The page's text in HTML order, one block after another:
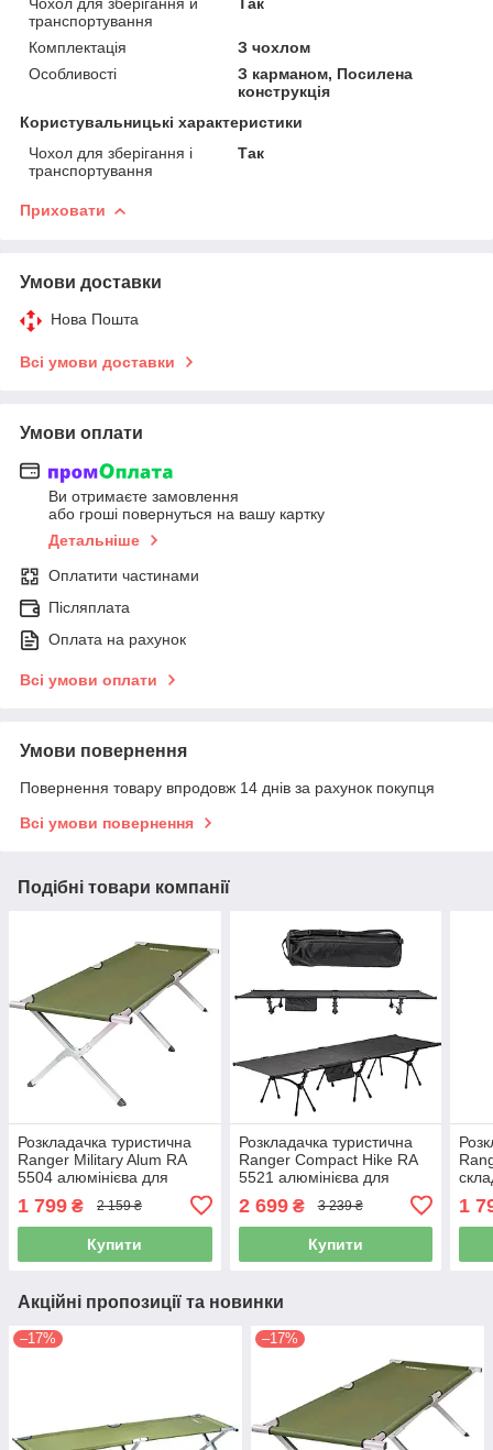
транспортування
Комплектація
З чохлом
Особливості
З карманом, Посилена
конструкція
Користувальницькі характеристики
Чохол для зберігання і
транспортування
Так
Приховати
Умови доставки
Нова Пошта
Всі умови доставки
Умови оплати
Ви отримаєте замовлення
або гроші повернуться на вашу картку
Детальніше
Оплатити частинами
Післяплата
Оплата на рахунок
Всі умови оплати
Умови повернення
Повернення товару впродовж 14 днів за рахунок покупця
Всі умови повернення
Подібні товари компанії
Розкладачка туристична
Ranger Military Alum RA
5504 алюмінієва для
1 799 ₴ 2 159 ₴
Купити
Розкладачка туристична
Ranger Compact Hike RA
5521 алюмінієва для
2 699₴ 3 239 ₴
Купити
1
Акційні пропозиції та новинки
–17% –17%